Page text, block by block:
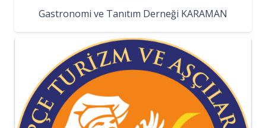
Gastronomi ve Tanıtım Derneği KARAMAN